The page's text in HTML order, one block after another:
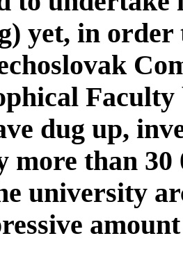
yet, in order
Faculty
dug up,
more than 30
university